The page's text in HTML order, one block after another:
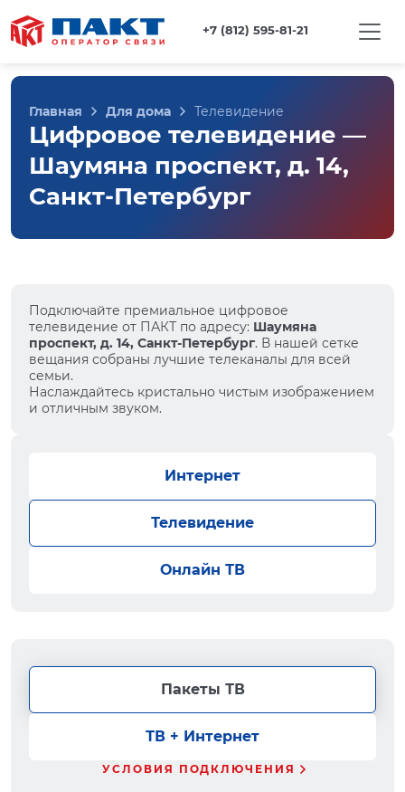
+7 (812) 595-81-21
Главная Для дома Телевидение
Цифровое телевидение —
Шаумяна проспект, д. 14,
Санкт-Петербург
Подключайте премиальное цифровое
телевидение от ПАКТ по адресу: Шаумяна
проспект, д. 14, Санкт-Петербург. В нашей сетке
вещания собраны лучшие телеканалы для всей
семьи.
Наслаждайтесь кристально чистым изображением
и отличным звуком.
Интернет
Телевидение
Онлайн ТВ
Пакеты ТВ
ТВ + Интернет
УСЛОВИЯ ПОДКЛЮЧЕНИЯ